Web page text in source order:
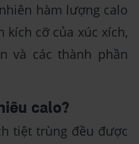
hàm lượng calo
kích cỡ của xúc xích,
và các thành phần
calo?
tiệt trùng đều được